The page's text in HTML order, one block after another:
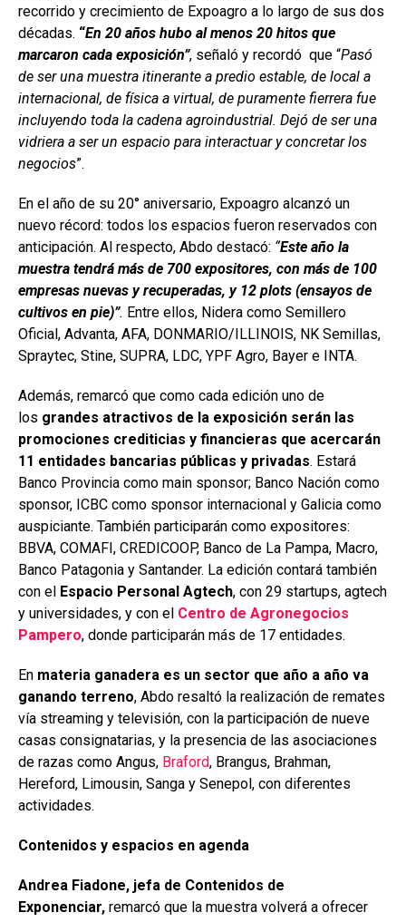
recorrido y crecimiento de Expoagro a lo largo de sus dos
décadas. “En 20 años hubo al menos 20 hitos que
marcaron cada exposición”, señaló y recordó que “Pasó
de ser una muestra itinerante a predio estable, de local a
internacional, de física a virtual, de puramente fierrera fue
incluyendo toda la cadena agroindustrial. Dejó de ser una
vidriera a ser un espacio para interactuar y concretar los
negocios”.
En el año de su 20° aniversario, Expoagro alcanzó un
nuevo récord: todos los espacios fueron reservados con
anticipación. Al respecto, Abdo destacó: “Este año la
muestra tendrá más de 700 expositores, con más de 100
empresas nuevas y recuperadas, y 12 plots (ensayos de
cultivos en pie)”. Entre ellos, Nidera como Semillero
Oficial, Advanta, AFA, DONMARIO/ILLINOIS, NK Semillas,
Spraytec, Stine, SUPRA, LDC, YPF Agro, Bayer e INTA.
Además, remarcó que como cada edición uno de
los grandes atractivos de la exposición serán las
promociones crediticias y financieras que acercarán
11 entidades bancarias públicas y privadas. Estará
Banco Provincia como main sponsor; Banco Nación como
sponsor, ICBC como sponsor internacional y Galicia como
auspiciante. También participarán como expositores:
BBVA, COMAFI, CREDICOOP, Banco de La Pampa, Macro,
Banco Patagonia y Santander. La edición contará también
con el Espacio Personal Agtech, con 29 startups, agtech
y universidades, y con el Centro de Agronegocios
Pampero, donde participarán más de 17 entidades.
En materia ganadera es un sector que año a año va
ganando terreno, Abdo resaltó la realización de remates
vía streaming y televisión, con la participación de nueve
casas consignatarias, y la presencia de las asociaciones
de razas como Angus, Braford, Brangus, Brahman,
Hereford, Limousin, Sanga y Senepol, con diferentes
actividades.
Contenidos y espacios en agenda
Andrea Fiadone, jefa de Contenidos de
Exponenciar, remarcó que la muestra volverá a ofrecer